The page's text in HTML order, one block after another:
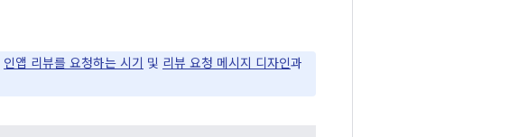
인앱 리뷰를 요청하는 시기 및 리뷰 요청 메시지 디자인과